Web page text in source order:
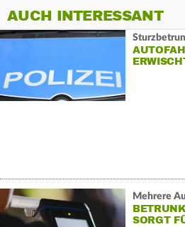
AUCH INTERESSANT
Mehrere
SORGT